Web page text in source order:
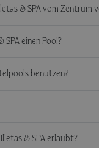
& SPA vom Zentrum
SPA einen Pool?
benutzen?
& SPA erlaubt?